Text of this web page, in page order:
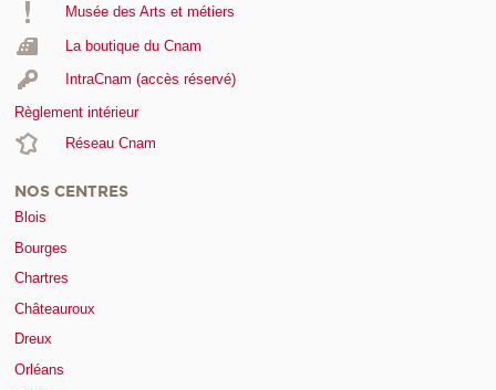
Musée des Arts et métiers
La boutique du Cnam
IntraCnam (accès réservé)
Règlement intérieur
Réseau Cnam
NOS CENTRES
Blois
Bourges
Chartres
Châteauroux
Dreux
Orléans